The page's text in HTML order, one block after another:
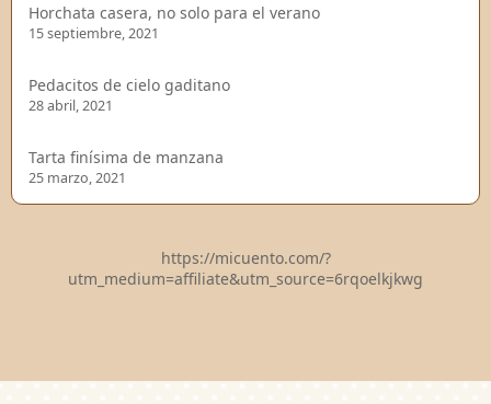
Horchata casera, no solo para el verano
15 septiembre, 2021
Pedacitos de cielo gaditano
28 abril, 2021
Tarta finísima de manzana
25 marzo, 2021
https://micuento.com/?
utm_medium=affiliate&utm_source=6rqoelkjkwg